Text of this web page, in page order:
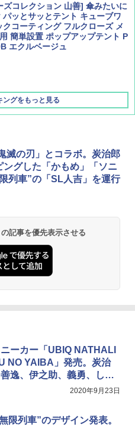
ズコレクション 山善] 傘みたいに
パッとサッとテント キューブワ
クコーティング フルクローズ メ
簡単設置 ポップアップテント P
エクルベージュ
グをもっと見る
ソル 大型 ビーチ アウトドアパ
ン サイトシート付 折りたたみ
ト 4段階高さ調整 軽量 収納袋付
ステンレス保冷剤 2個セット 2
アル 急速冷凍 空間倍増 衛生的
冷力長持ち
イノシシ対策 自治体・教育機
績 登山・キャンプ・アウトドア・
期保存可能 緊急時用 日本国内発
滅の刃」とコラボ。炭治郎
ングした「かもめ」「ソニ
列車”の「SL人吉」を運行
記事を優先表示させる
ーカー「UBIQ NATHALI
NO YAIBA」発売。炭治
逸、伊之助、義勇、しの
2020年9月23日
限列車”のデザイン発表。